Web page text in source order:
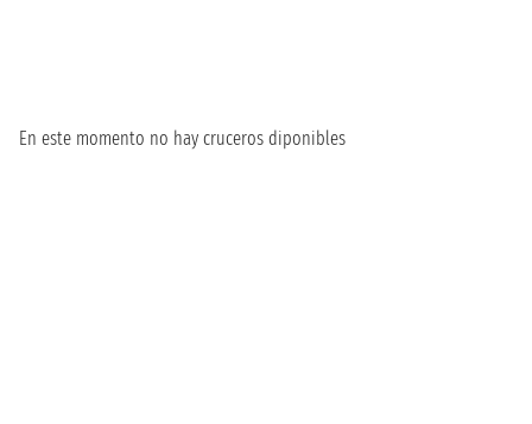
En este momento no hay cruceros diponibles